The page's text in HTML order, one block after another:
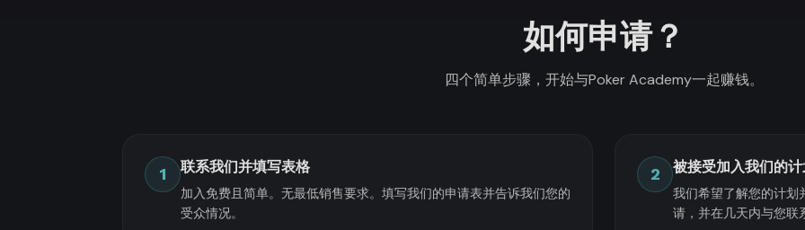
如何申请？
四个简单步骤，开始与Poker Academy一起赚钱。
1 联系我们并填写表格
加入免费且简单。无最低销售要求。填写我们的申请表并告诉我们您的
受众情况。
2 被接受加入我们的
我们希望了解您的计划
请，并在几天内与您联